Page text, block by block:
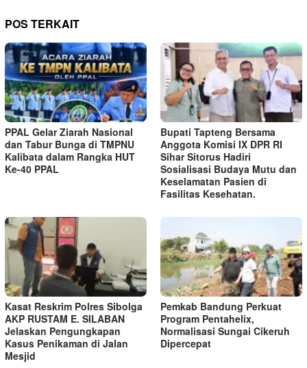
POS TERKAIT
PPAL Gelar Ziarah Nasional
dan Tabur Bunga di TMPNU
Kalibata dalam Rangka HUT
Ke-40 PPAL
Bupati Tapteng Bersama
Anggota Komisi IX DPR RI
Sihar Sitorus Hadiri
Sosialisasi Budaya Mutu dan
Keselamatan Pasien di
Fasilitas Kesehatan.
Kasat Reskrim Polres Sibolga
AKP RUSTAM E. SILABAN
Jelaskan Pengungkapan
Kasus Penikaman di Jalan
Mesjid
Pemkab Bandung Perkuat
Program Pentahelix,
Normalisasi Sungai Cikeruh
Dipercepat